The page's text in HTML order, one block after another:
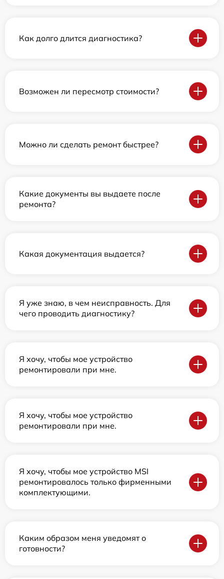
Как долго длится диагностика?
Возможен ли пересмотр стоимости?
Можно ли сделать ремонт быстрее?
Какие документы вы выдаете после
ремонта?
Какая документация выдается?
Я уже знаю, в чем неисправность. Для
чего проводить диагностику?
Я хочу, чтобы мое устройство
ремонтировали при мне.
Я хочу, чтобы мое устройство
ремонтировали при мне.
Я хочу, чтобы мое устройство MSI
ремонтировалось только фирменными
комплектующими.
Каким образом меня уведомят о
готовности?